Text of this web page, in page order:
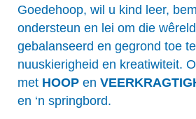
Goedehoop, wil u kind leer,
ondersteun en lei om die
gebalanseerd en gegrond toe
nuuskierigheid en kreatiwiteit.
met HOOP en
en ‘n springbord.